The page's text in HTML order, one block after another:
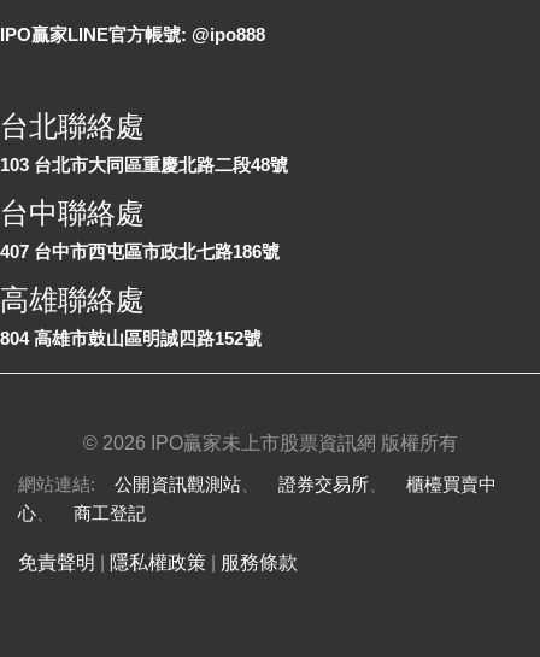
IPO贏家LINE官方帳號: @ipo888
台北聯絡處
103 台北市大同區重慶北路二段48號
台中聯絡處
407 台中市西屯區市政北七路186號
高雄聯絡處
804 高雄市鼓山區明誠四路152號
© 2026 IPO贏家未上市股票資訊網 版權所有
網站連結: 公開資訊觀測站 證券交易所
櫃檯買賣中
心
商工登記
免責聲明 隱私權政策 服務條款